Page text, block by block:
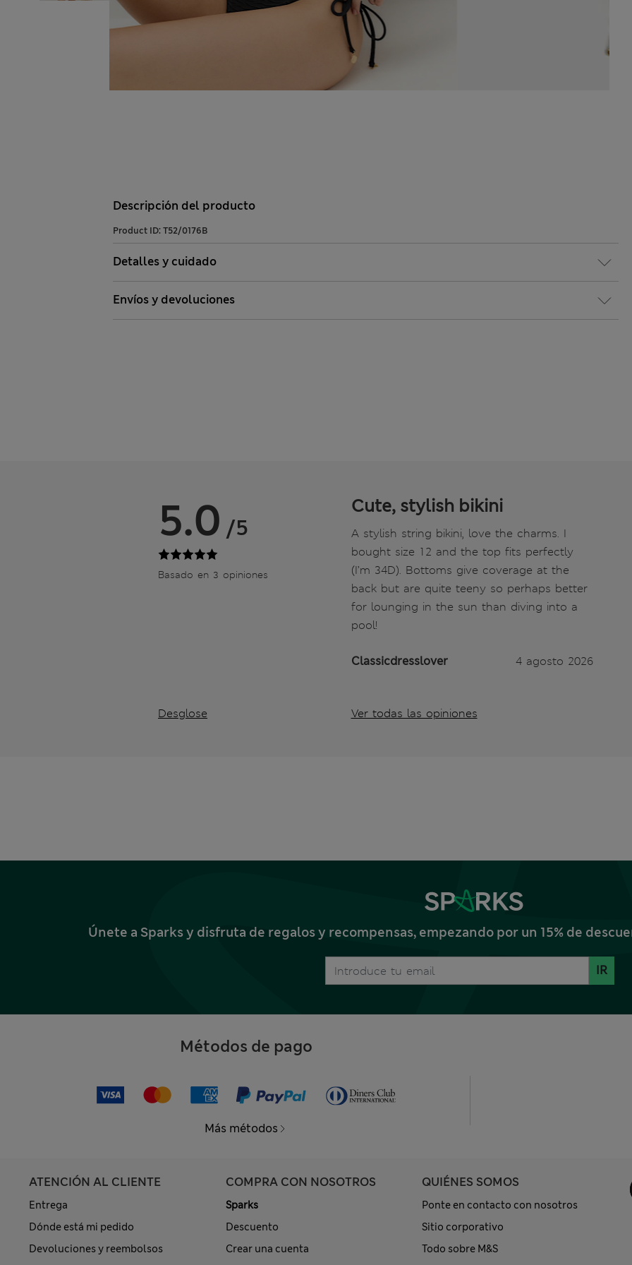
Descripción del producto
Product ID: T52/0176B
Detalles y cuidado
Envíos y devoluciones
5.0 /5
Basado en 3 opiniones
Desglose
Cute, stylish bikini
A stylish string bikini, love the charms. I
bought size 12 and the top fits perfectly
(I’m 34D). Bottoms give coverage at the
back but are quite teeny so perhaps better
for lounging in the sun than diving into a
pool!
Classicdresslover 4 agosto 2026
Ver todas las opiniones
Únete a Sparks y disfruta de regalos y recompensas, empezando por un 15% de
IR
Métodos de pago
Más métodos
ATENCIÓN AL CLIENTE
Entrega
Dónde está mi pedido
Devoluciones y reembolsos
COMPRA CON NOSOTROS
Sparks
Descuento
Crear una cuenta
QUIÉNES SOMOS
Ponte en contacto con nosotros
Sitio corporativo
Todo sobre M&S